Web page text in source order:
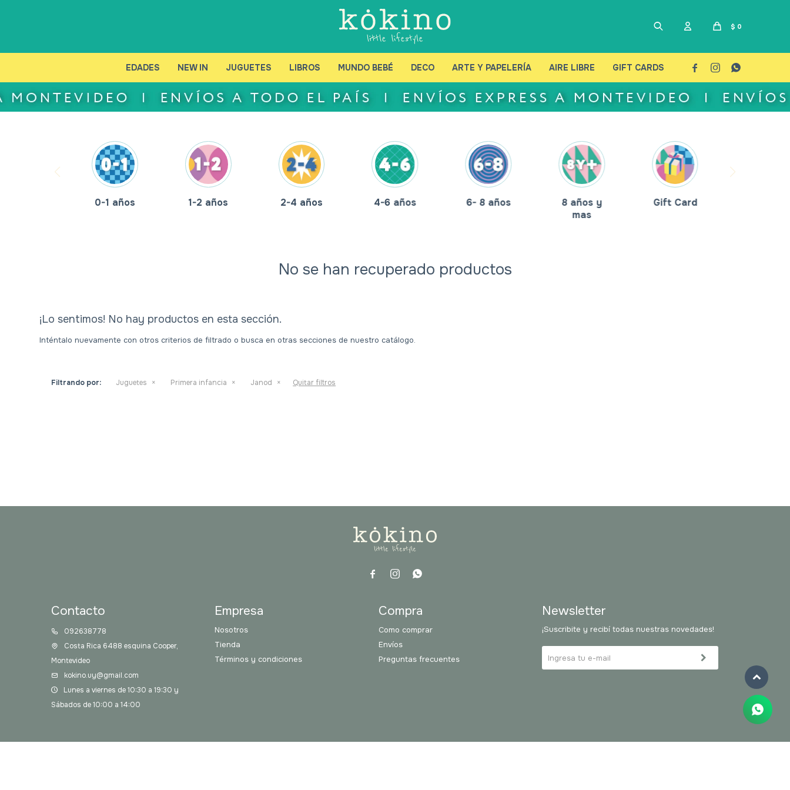
EDADES NEW IN JUGUETES LIBROS MUNDO BEBÉ DECO ARTE Y PAPELERÍA AIRE LIBRE GIFT CARDS
$ 0
  
0-1 años 1-2 años 2-4 años 4-6 años 6- 8 años
8 años y
mas
Gift Card
No se han recuperado productos
¡Lo sentimos! No hay productos en esta sección.
Inténtalo nuevamente con otros criterios de filtrado o busca en otras secciones de nuestro catálogo.
Filtrando por: Juguetes Primera infancia Janod Quitar filtros
  
Contacto
092638778
Costa Rica 6488 esquina Cooper,
Montevideo
kokino.uy@gmail.com
Lunes a viernes de 10:30 a 19:30 y
Sábados de 10:00 a 14:00
Empresa
Nosotros
Tienda
Términos y condiciones
Compra
Como comprar
Envíos
Preguntas frecuentes
Newsletter
¡Suscribite y recibí todas nuestras novedades!